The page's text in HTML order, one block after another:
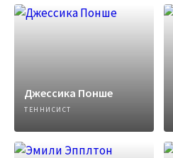
Джессика Понше
ТЕННИСИСТ